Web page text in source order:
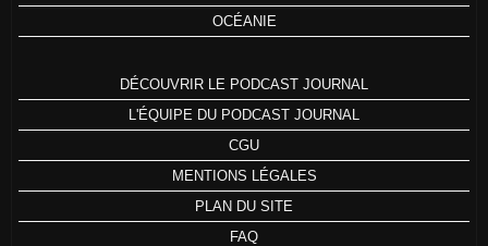
OCÉANIE
DÉCOUVRIR LE PODCAST JOURNAL
L'ÉQUIPE DU PODCAST JOURNAL
CGU
MENTIONS LÉGALES
PLAN DU SITE
FAQ